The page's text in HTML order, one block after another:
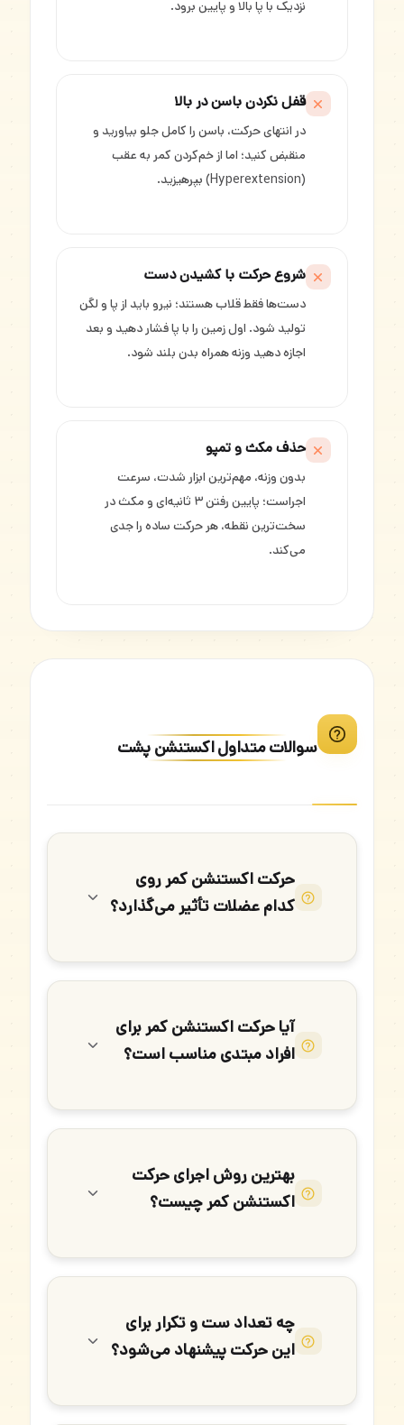
نزدیک با پا بالا و پایین برود.
قفل نکردن باسن در بالا
در انتهای حرکت، باسن را کامل جلو بیاورید و
منقبض کنید؛ اما از خم‌کردن کمر به عقب
(Hyperextension) بپرهیزید.
شروع حرکت با کشیدن دست
دست‌ها فقط قلاب هستند؛ نیرو باید از پا و لگن
تولید شود. اول زمین را با پا فشار دهید و بعد
اجازه دهید وزنه همراه بدن بلند شود.
حذف مکث و تمپو
بدون وزنه، مهم‌ترین ابزار شدت، سرعت
اجراست؛ پایین رفتن ۳ ثانیه‌ای و مکث در
سخت‌ترین نقطه، هر حرکت ساده را جدی
می‌کند.
سوالات متداول اکستنشن پشت
حرکت اکستنشن کمر روی
کدام عضلات تأثیر می‌گذارد؟
آیا حرکت اکستنشن کمر برای
افراد مبتدی مناسب است؟
بهترین روش اجرای حرکت
اکستنشن کمر چیست؟
چه تعداد ست و تکرار برای
این حرکت پیشنهاد می‌شود؟